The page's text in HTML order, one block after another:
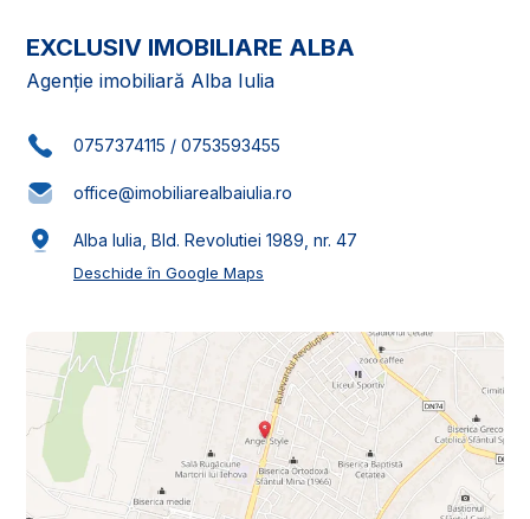
EXCLUSIV IMOBILIARE ALBA
Agenție imobiliară Alba Iulia
0757374115 / 0753593455
office@imobiliarealbaiulia.ro
Alba Iulia, Bld. Revolutiei 1989, nr. 47
Deschide în Google Maps